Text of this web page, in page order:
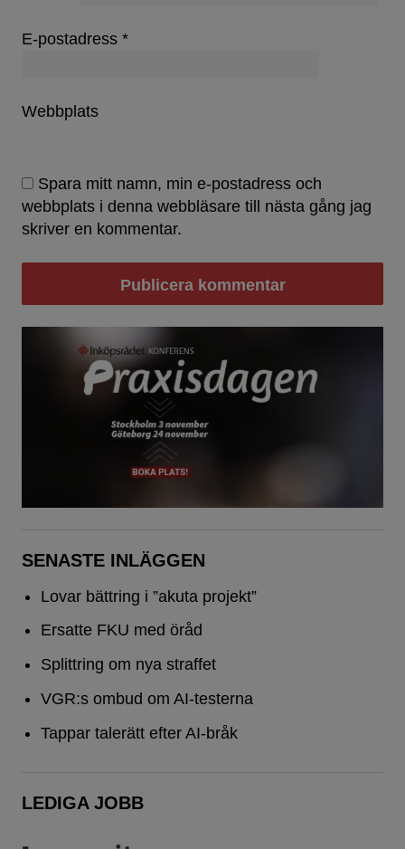
E-postadress *
Webbplats
Spara mitt namn, min e-postadress och
webbplats i denna webbläsare till nästa gång jag
skriver en kommentar.
SENASTE INLÄGGEN
Lovar bättring i ”akuta projekt”
Ersatte FKU med öråd
Splittring om nya straffet
VGR:s ombud om AI-testerna
Tappar talerätt efter AI-bråk
LEDIGA JOBB